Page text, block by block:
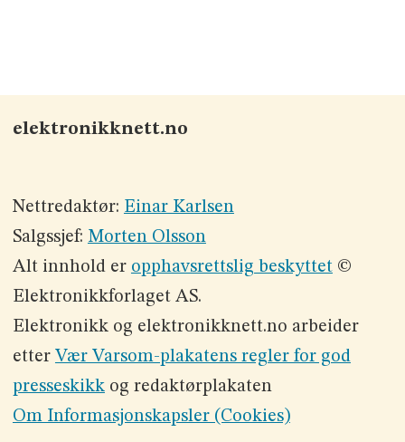
elektronikknett.no
Nettredaktør: Einar Karlsen
Salgssjef: Morten Olsson
Alt innhold er opphavsrettslig beskyttet©
Elektronikkforlaget AS.
Elektronikk og elektronikknett.no arbeider
etter Vær Varsom-plakatens regler for god
presseskikkog redaktørplakaten
Om Informasjonskapsler (Cookies)